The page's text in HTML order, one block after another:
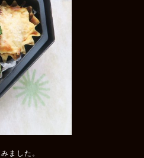
ました。